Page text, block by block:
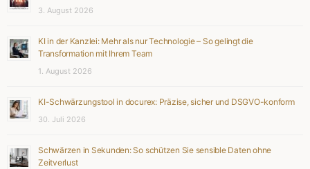
3. August 2026
KI in der Kanzlei: Mehr als nur Technologie – So gelingt die
Transformation mit Ihrem Team
1. August 2026
KI-Schwärzungstool in docurex: Präzise, sicher und DSGVO-konform
30. Juli 2026
Schwärzen in Sekunden: So schützen Sie sensible Daten ohne
Zeitverlust